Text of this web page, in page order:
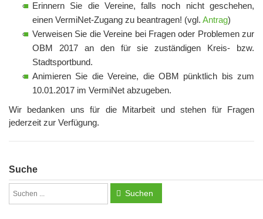
Erinnern Sie die Vereine, falls noch nicht geschehen,
einen VermiNet-Zugang zu beantragen! (vgl. Antrag)
Verweisen Sie die Vereine bei Fragen oder Problemen zur
OBM 2017 an den für sie zuständigen Kreis- bzw.
Stadtsportbund.
Animieren Sie die Vereine, die OBM pünktlich bis zum
10.01.2017 im VermiNet abzugeben.
Wir bedanken uns für die Mitarbeit und stehen für Fragen
jederzeit zur Verfügung.
Suche
Suchen